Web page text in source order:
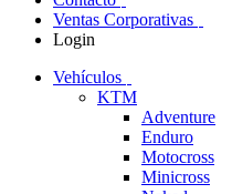
Ventas Corporativas
Login
Vehículos
KTM
Adventure
Enduro
Motocross
Minicross